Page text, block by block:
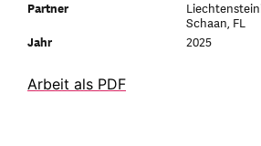
Partner
Schaan, FL
Jahr
2025
Arbeit als PDF